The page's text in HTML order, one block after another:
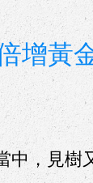
增黃
中，見樹